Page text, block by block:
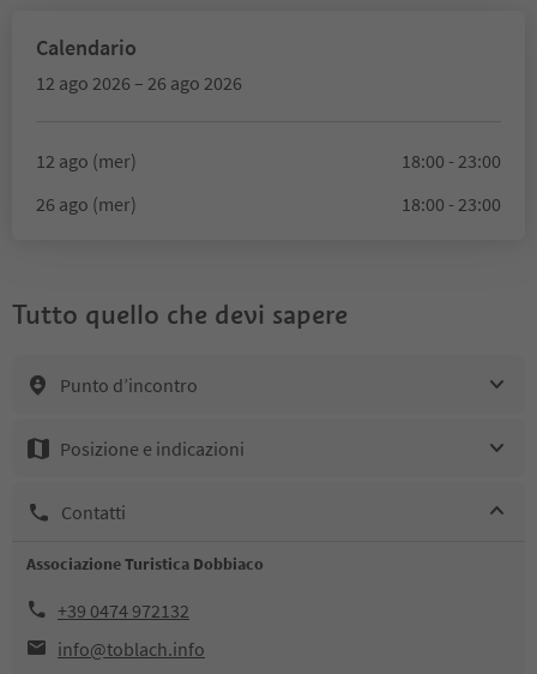
Calendario
12 ago 2026 – 26 ago 2026
12 ago (mer)
18:00 - 23:00
26 ago (mer)
18:00 - 23:00
Tutto quello che devi sapere
Punto d’incontro
Posizione e indicazioni
Contatti
Associazione Turistica Dobbiaco
+39 0474 972132
info@toblach.info